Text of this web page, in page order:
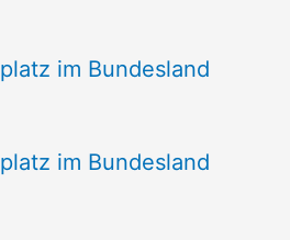
im Bundesland
im Bundesland